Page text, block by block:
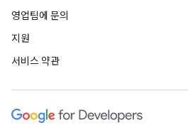
영업팀에 문의
지원
서비스 약관